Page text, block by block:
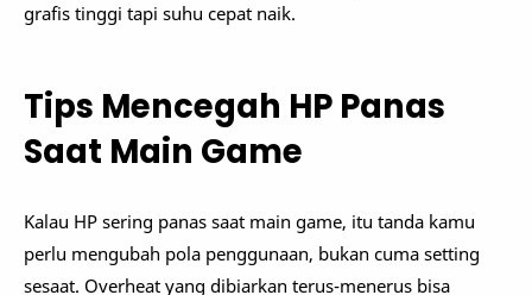
grafis tinggi tapi suhu cepat naik.
Tips Mencegah HP Panas
Saat Main Game
Kalau HP sering panas saat main game, itu tanda kamu
perlu mengubah pola penggunaan, bukan cuma setting
sesaat. Overheat yang dibiarkan terus-menerus bisa